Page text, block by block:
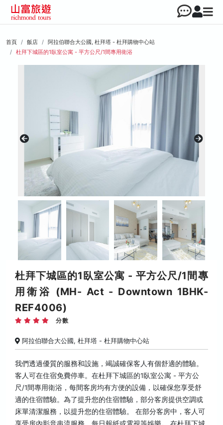
首頁 飯店
阿拉伯聯合大公國, 杜拜塔 - 杜拜購物中心站
杜拜下城區的1臥室公寓 - 平方公尺/1間專用衛浴
杜拜下城區的1臥室公寓 - 平方公尺/1間專
用衛浴 (MH- Act - Downtown 1BHK-
REF4006)
分數
阿拉伯聯合大公國, 杜拜塔 - 杜拜購物中心站
我們透過優質的服務和設施，竭誠確保客人有個舒適的體驗。
客人可在住宿免費停車。在杜拜下城區的1臥室公寓 - 平方公
尺/1間專用衛浴，每間客房均有方便的設備，以確保您享受舒
適的住宿體驗。為了提升您的住宿體驗，部分客房提供空調或
床單清潔服務，以提升您的住宿體驗。 在部分客房中，客人可